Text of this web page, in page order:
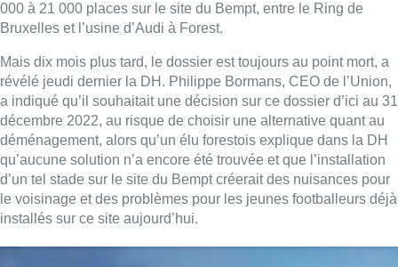
000 à 21 000 places sur le site du Bempt, entre le Ring de
Bruxelles et l’usine d’Audi à Forest.
Mais dix mois plus tard, le dossier est toujours au point mort, a
révélé jeudi dernier la DH. Philippe Bormans, CEO de l’Union,
a indiqué qu’il souhaitait une décision sur ce dossier d’ici au 31
décembre 2022, au risque de choisir une alternative quant au
déménagement, alors qu’un élu forestois explique dans la DH
qu’aucune solution n’a encore été trouvée et que l’installation
d’un tel stade sur le site du Bempt créerait des nuisances pour
le voisinage et des problèmes pour les jeunes footballeurs déjà
installés sur ce site aujourd’hui.